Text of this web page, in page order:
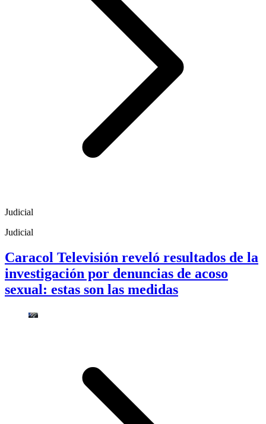
Judicial
Judicial
Caracol Televisión reveló resultados de la
investigación por denuncias de acoso
sexual: estas son las medidas